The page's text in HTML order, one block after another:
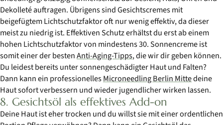
Dekolleté auftragen. Übrigens sind Gesichtscremes mit
beigefügtem Lichtschutzfaktor oft nur wenig effektiv, da dieser
meist zu niedrig ist. Effektiven Schutz erhältst du erst ab einem
hohen Lichtschutzfaktor von mindestens 30. Sonnencreme ist
somit einer der bestenAnti-Aging-Tipps, die wir dir geben können.
Du leidest bereits unter sonnengeschädigter Haut und Falten?
Dann kann ein professionellesMicroneedling Berlin Mittedeine
Haut sofort verbessern und wieder jugendlicher wirken lassen.
8. Gesichtsöl als effektives Add-on
Deine Haut ist eher trocken und du willst sie mit einer ordentlichen